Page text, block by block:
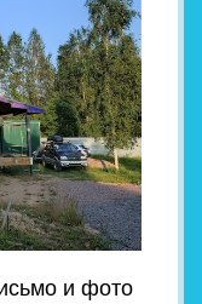
и фото